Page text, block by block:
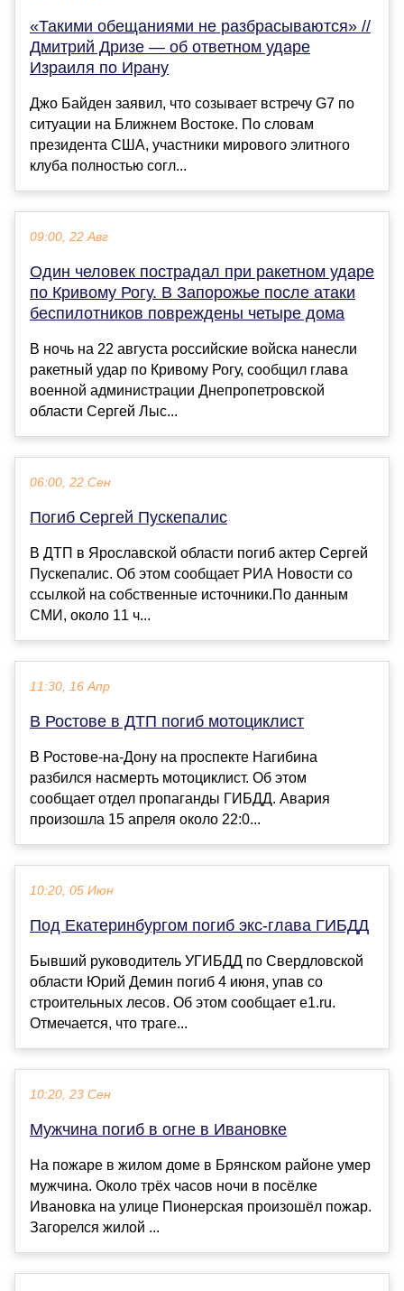
«Такими обещаниями не разбрасываются» //
Дмитрий Дризе — об ответном ударе
Израиля по Ирану
Джо Байден заявил, что созывает встречу G7 по
ситуации на Ближнем Востоке. По словам
президента США, участники мирового элитного
клуба полностью согл...
09:00, 22 Авг
Один человек пострадал при ракетном ударе
по Кривому Рогу. В Запорожье после атаки
беспилотников повреждены четыре дома
В ночь на 22 августа российские войска нанесли
ракетный удар по Кривому Рогу, сообщил глава
военной администрации Днепропетровской
области Сергей Лыс...
06:00, 22 Сен
Погиб Сергей Пускепалис
В ДТП в Ярославской области погиб актер Сергей
Пускепалис. Об этом сообщает РИА Новости со
ссылкой на собственные источники.По данным
СМИ, около 11 ч...
11:30, 16 Апр
В Ростове в ДТП погиб мотоциклист
В Ростове-на-Дону на проспекте Нагибина
разбился насмерть мотоциклист. Об этом
сообщает отдел пропаганды ГИБДД. Авария
произошла 15 апреля около 22:0...
10:20, 05 Июн
Под Екатеринбургом погиб экс-глава ГИБДД
Бывший руководитель УГИБДД по Свердловской
области Юрий Демин погиб 4 июня, упав со
строительных лесов. Об этом сообщает e1.ru.
Отмечается, что траге...
10:20, 23 Сен
Мужчина погиб в огне в Ивановке
На пожаре в жилом доме в Брянском районе умер
мужчина. Около трёх часов ночи в посёлке
Ивановка на улице Пионерская произошёл пожар.
Загорелся жилой ...